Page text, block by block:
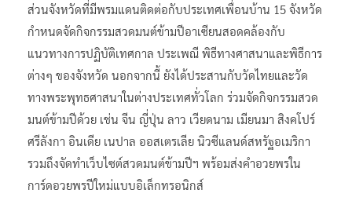
ส่วนจังหวัดที่มีพรมแดนติดต่อกับประเทศเพื่อนบ้าน 15 จังหวัด
กำหนดจัดกิจกรรมสวดมนต์ข้ามปีอาเซียนสอดคล้องกับ
แนวทางการปฏิบัติเทศกาล ประเพณี พิธีทางศาสนาและพิธีการ
ต่างๆ ของจังหวัด นอกจากนี้ ยังได้ประสานกับวัดไทยและวัด
ทางพระพุทธศาสนาในต่างประเทศทั่วโลก ร่วมจัดกิจกรรมสวด
มนต์ข้ามปีด้วย เช่น จีน ญี่ปุ่น ลาว เวียดนาม เมียนมา สิงคโปร์
ศรีลังกา อินเดีย เนปาล ออสเตรเลีย นิวซีแลนด์สหรัฐอเมริกา
รวมถึงจัดทำเว็บไซต์สวดมนต์ข้ามปีฯ พร้อมส่งคำอวยพรใน
การ์ดอวยพรปีใหม่แบบอิเล็กทรอนิกส์